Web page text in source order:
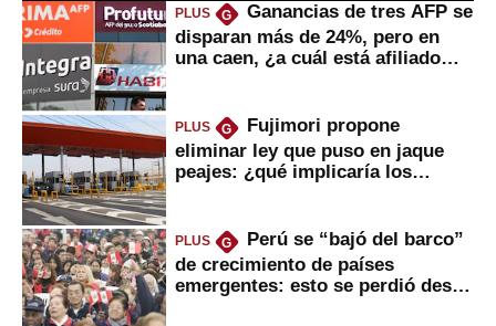
PLUS G
Ganancias de tres AFP se
disparan más de 24%, pero en
una caen, ¿a cuál está afiliado
PLUS G
Fujimori propone
eliminar ley que puso en jaque
peajes: ¿qué implicaría los
PLUS G
Perú se “bajó del barco”
de crecimiento de países
emergentes: esto se perdió desde